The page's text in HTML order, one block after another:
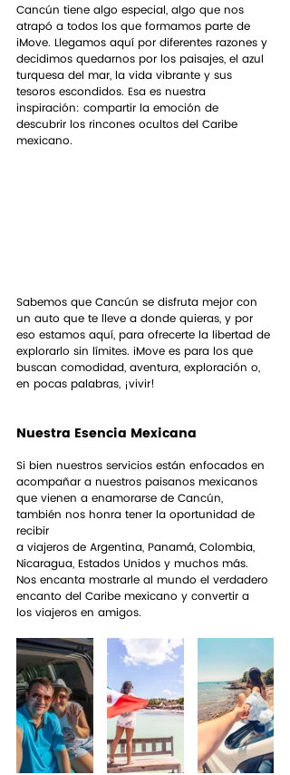
Cancún tiene algo especial, algo que nos
atrapó a todos los que formamos parte de
iMove. Llegamos aquí por diferentes razones y
decidimos quedarnos por los paisajes, el azul
turquesa del mar, la vida vibrante y sus
tesoros escondidos. Esa es nuestra
inspiración: compartir la emoción de
descubrir los rincones ocultos del Caribe
mexicano.
Sabemos que Cancún se disfruta mejor con
un auto que te lleve a donde quieras, y por
eso estamos aquí, para ofrecerte la libertad de
explorarlo sin límites. iMove es para los que
buscan comodidad, aventura, exploración o,
en pocas palabras, ¡vivir!
Nuestra Esencia Mexicana
Si bien nuestros servicios están enfocados en
acompañar a nuestros paisanos mexicanos
que vienen a enamorarse de Cancún,
también nos honra tener la oportunidad de
recibir
a viajeros de Argentina, Panamá, Colombia,
Nicaragua, Estados Unidos y muchos más.
Nos encanta mostrarle al mundo el verdadero
encanto del Caribe mexicano y convertir a
los viajeros en amigos.